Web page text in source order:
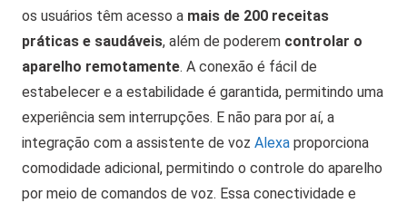
os usuários têm acesso a mais de 200 receitas
práticas e saudáveis, além de poderem controlar o
aparelho remotamente. A conexão é fácil de
estabelecer e a estabilidade é garantida, permitindo uma
experiência sem interrupções. E não para por aí, a
integração com a assistente de voz Alexa proporciona
comodidade adicional, permitindo o controle do aparelho
por meio de comandos de voz. Essa conectividade e